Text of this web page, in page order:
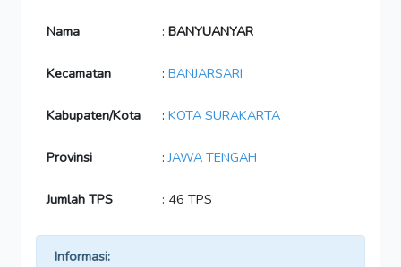
Nama : BANYUANYAR
Kecamatan : BANJARSARI
Kabupaten/Kota : KOTA SURAKARTA
Provinsi :JAWA TENGAH
Jumlah TPS : 46 TPS
Informasi: